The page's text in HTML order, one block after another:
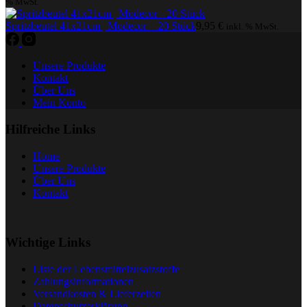
Spritzbeutel 41x21cm | Modecor – 20 Stück9,95 € inkl. % MwSt.
Unsere Produkte
Kontakt
Über Uns
Mein Konto
Hilfreiche Links
Home
Unsere Produkte
Über Uns
Kontakt
Wichtige Links
Liste der Lebensmittelzusatzstoffe
Zahlungsinformationen
Versandkosten & Lieferzeiten